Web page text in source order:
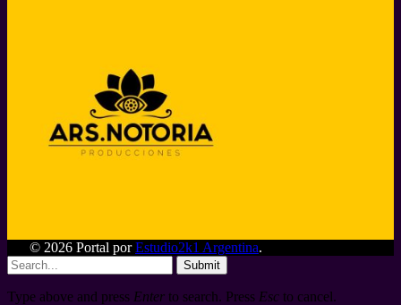
© 2026 Portal porEstudio2k1 Argentina.
Submit
Type above and press Enter to search. Press Esc to cancel.